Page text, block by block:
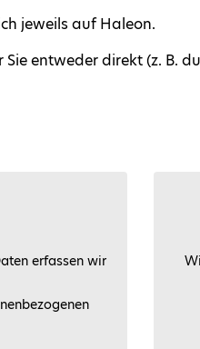
jeweils auf Haleon.
entweder direkt (z. B.
erfassen wir